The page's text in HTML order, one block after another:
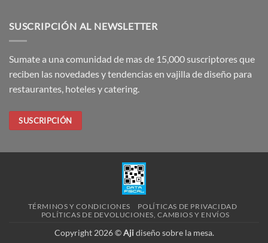
SUSCRIPCIÓN AL NEWSLETTER
Sumate a una comunidad de mas de 15,000 suscriptores que
reciben las novedades y tendencias en vajilla de diseño para
restaurantes, hoteles y catering.
SUSCRIPCIÓN
TÉRMINOS Y CONDICIONES
POLÍTICAS DE PRIVACIDAD
POLÍTICAS DE DEVOLUCIONES, CAMBIOS Y ENVÍOS
Copyright 2026 ©Ajidiseño sobre la mesa.